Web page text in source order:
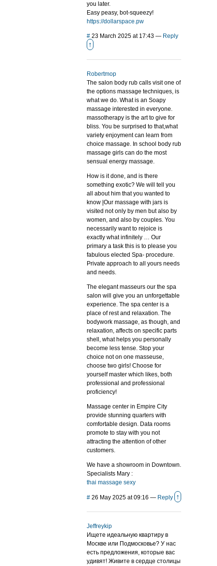
you later.
Easy peasy, bot-squeezy!
https://dollarspace.pw
# 23 March 2025 at 17:43 — Reply
↑
Robertmop
The salon body rub calls visit one of
the options massage techniques, is
what we do. What is an Soapy
massage interested in everyone.
massotherapy is the art to give for
bliss. You be surprised to that,what
variety enjoyment can learn from
choice massage. In school body rub
massage girls can do the most
sensual energy massage.
How is it done, and is there
something exotic? We will tell you
all about him that you wanted to
know |Our massage with jars is
visited not only by men but also by
women, and also by couples. You
necessarily want to rejoice is
exactly what infinitely … Our
primary а task this is to please you
fabulous elected Spa- procedure.
Private approach to all yours needs
and needs.
The elegant masseurs our the spa
salon will give you an unforgettable
experience. The spa center is a
place of rest and relaxation. The
bodywork massage, as though, and
relaxation, affects on specific parts
shell, what helps you personally
become less tense. Stop your
choice not on one masseuse,
choose two girls! Choose for
yourself master which likes, both
professional and professional
proficiency!
Massage center in Empire City
provide stunning quarters with
comfortable design. Data rooms
promote to stay with you not
attracting the attention of other
customers.
We have a showroom in Downtown.
Specialists Mary :
thai massage sexy
# 26 May 2025 at 09:16 — Reply ↑
Jeffreykip
Ищете идеальную квартиру в
Москве или Подмосковье? У нас
есть предложения, которые вас
удивят! Живите в сердце столицы